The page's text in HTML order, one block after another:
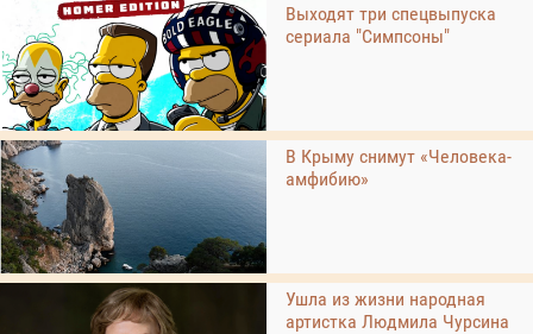
Выходят три спецвыпуска
сериала "Симпсоны"
В Крыму снимут «Человека-
амфибию»
Ушла из жизни народная
артистка Людмила Чурсина